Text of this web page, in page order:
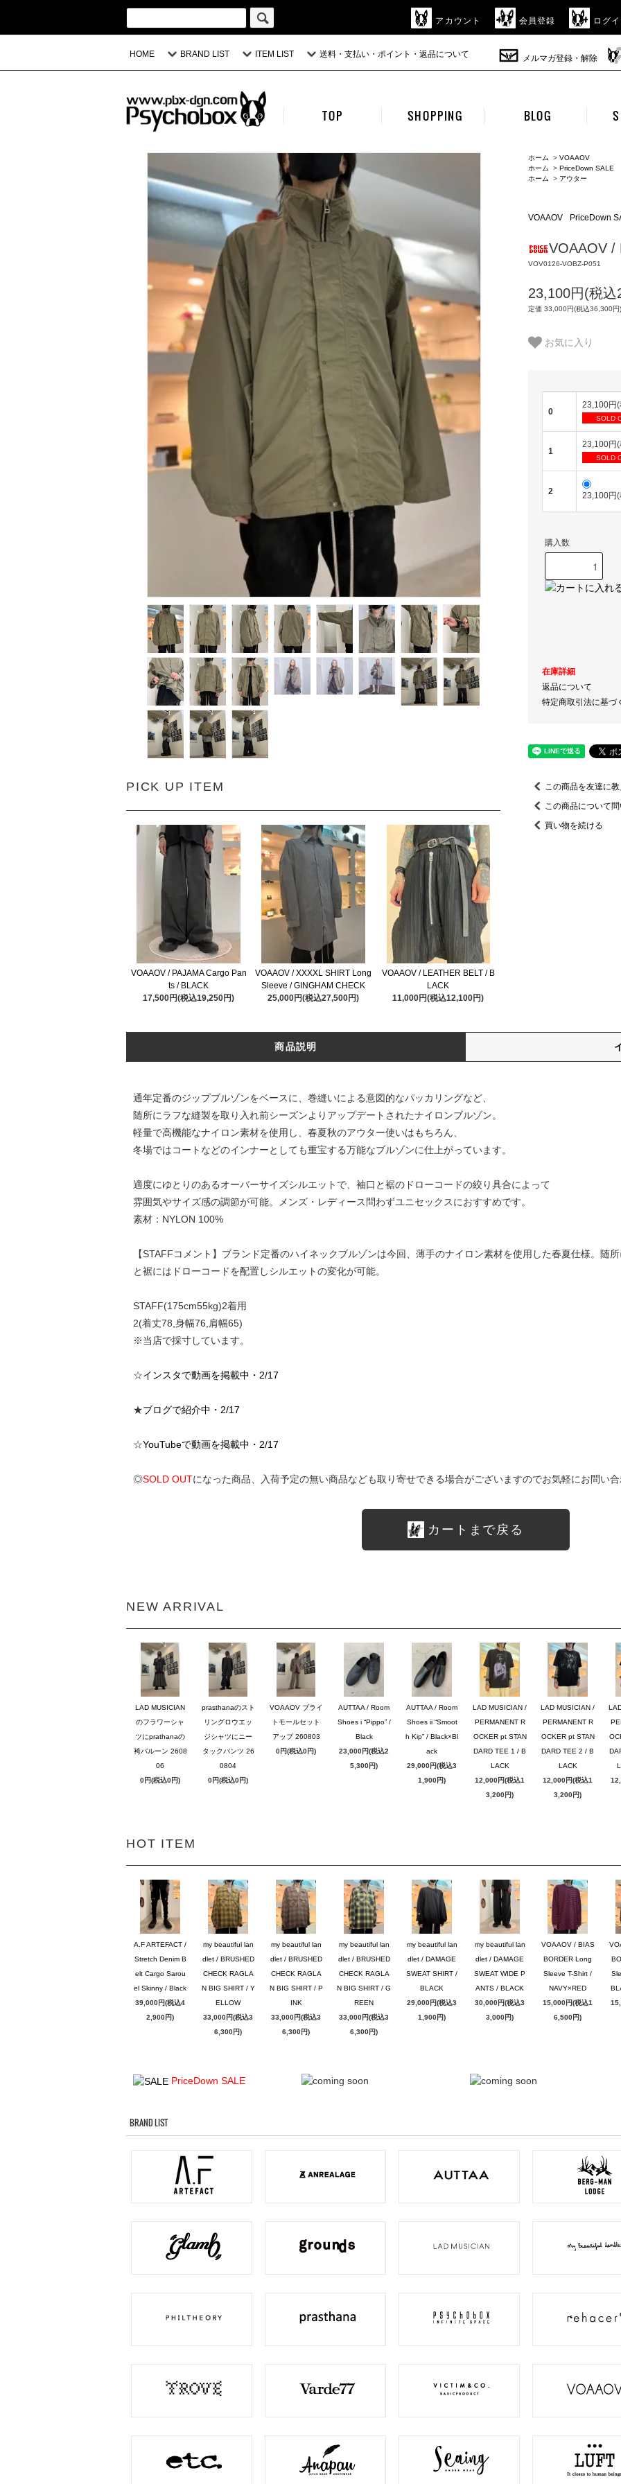
アカウント 会員登録 ログ
HOME BRAND LIST ITEM LIST 送料・支払い・ポイント・返品について メルマガ登録・解除
TOP SHOPPING BLOG
PICK UP ITEM
VOAAOV / PAJAMA Cargo Pan
ts / BLACK
17,500円(税込19,250円)
VOAAOV / XXXXL SHIRT Long
Sleeve / GINGHAM CHECK
25,000円(税込27,500円)
VOAAOV / LEATHER BELT / B
LACK
11,000円(税込12,100円)
ホーム > VOAAOV
ホーム
> PriceDown SALE
ホーム
> アウター
VOAAOV PriceDown
VOAAOV /
VOV0126-VOBZ-P051
23,100円(税
定価 33,000円(税込36,300円)
お気に入り
0
23,100円
SOLD
1
23,100円
SOLD
2 23,100円
購入数
在庫詳細
返品について
特定商取引法に基づ
この商品を友達に
この商品について
買い物を続ける
商品説明
通年定番のジップブルゾンをベースに、巻縫いによる意図的なパッカリングなど、
随所にラフな縫製を取り入れ前シーズンよりアップデートされたナイロンブルゾン。
軽量で高機能なナイロン素材を使用し、春夏秋のアウター使いはもちろん、
冬場ではコートなどのインナーとしても重宝する万能なブルゾンに仕上がっています。
適度にゆとりのあるオーバーサイズシルエットで、袖口と裾のドローコードの絞り具合によって
雰囲気やサイズ感の調節が可能。メンズ・レディース問わずユニセックスにおすすめです。
素材：NYLON 100%
【STAFFコメント】ブランド定番のハイネックブルゾンは今回、薄手のナイロン素材を使用した春夏仕様。随
と裾にはドローコードを配置しシルエットの変化が可能。
STAFF(175cm55kg)2着用
2(着丈78,身幅76,肩幅65)
※当店で採寸しています。
☆インスタで動画を掲載中・2/17
★ブログで紹介中・2/17
☆YouTubeで動画を掲載中・2/17
◎SOLD OUTになった商品、入荷予定の無い商品なども取り寄せできる場合がございますのでお気軽にお問い
カートまで戻る
NEW ARRIVAL
LAD MUSICIAN
のフラワーシャ
ツにprathanaの
袴バルーン 2608
06
0円(税込0円)
prasthanaのスト
リングロウエッ
ジシャツにニー
タックパンツ 26
0804
0円(税込0円)
VOAAOV ブライ
トモールセット
アップ 260803
0円(税込0円)
AUTTAA / Room
Shoes i “Pippo” /
Black
23,000円(税込2
5,300円)
AUTTAA / Room
Shoes ii “Smoot
h Kip” / Black×Bl
ack
29,000円(税込3
1,900円)
LAD MUSICIAN /
PERMANENT R
OCKER pt STAN
DARD TEE 1 / B
LACK
12,000円(税込1
3,200円)
LAD MUSICIAN /
PERMANENT R
OCKER pt STAN
DARD TEE 2 / B
LACK
12,000円(税込1
3,200円)
HOT ITEM
A.F ARTEFACT /
Stretch Denim B
elt Cargo Sarou
el Skinny / Black
39,000円(税込4
2,900円)
my beautiful lan
dlet / BRUSHED
CHECK RAGLA
N BIG SHIRT / Y
ELLOW
33,000円(税込3
6,300円)
my beautiful lan
dlet / BRUSHED
CHECK RAGLA
N BIG SHIRT / P
INK
33,000円(税込3
6,300円)
my beautiful lan
dlet / BRUSHED
CHECK RAGLA
N BIG SHIRT / G
REEN
33,000円(税込3
6,300円)
my beautiful lan
dlet / DAMAGE
SWEAT SHIRT /
BLACK
29,000円(税込3
1,900円)
my beautiful lan
dlet / DAMAGE
SWEAT WIDE P
ANTS / BLACK
30,000円(税込3
3,000円)
VOAAOV / BIAS
BORDER Long
Sleeve T-Shirt /
NAVY×RED
15,000円(税込1
6,500円)
PriceDown SALE
BRAND LIST